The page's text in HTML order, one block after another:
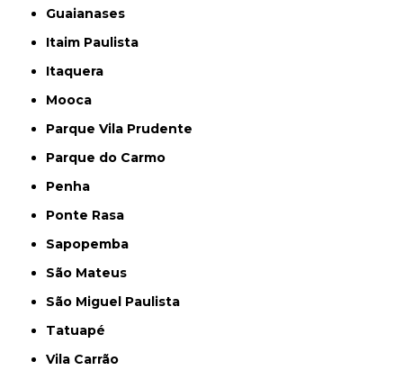
Guaianases
Itaim Paulista
Itaquera
Mooca
Parque Vila Prudente
Parque do Carmo
Penha
Ponte Rasa
Sapopemba
São Mateus
São Miguel Paulista
Tatuapé
Vila Carrão